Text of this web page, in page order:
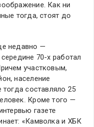
Как ни
тогда, стоят до
недавно —
70-х работал
участковым,
население
составляло 25
Кроме того —
газете
«Камволка и ХБК